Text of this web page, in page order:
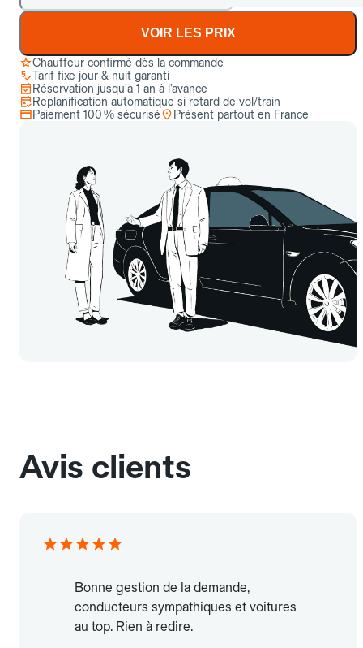
VOIR LES PRIX
Chauffeur confirmé dès la commande
Tarif fixe jour & nuit garanti
Réservation jusqu’à 1 an à l’avance
Replanification automatique si retard de vol/train
Paiement 100 % sécurisé
Présent partout en France
Avis clients
Bonne gestion de la demande,
conducteurs sympathiques et voitures
au top. Rien à redire.